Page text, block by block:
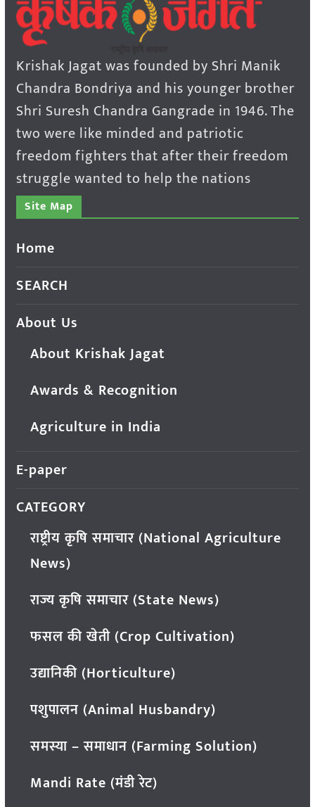
Krishak Jagat was founded by Shri Manik
Chandra Bondriya and his younger brother
Shri Suresh Chandra Gangrade in 1946. The
two were like minded and patriotic
freedom fighters that after their freedom
struggle wanted to help the nations
Site Map
Home
SEARCH
About Us
About Krishak Jagat
Awards & Recognition
Agriculture in India
E-paper
CATEGORY
राष्ट्रीय कृषि समाचार (National Agriculture
News)
राज्य कृषि समाचार (State News)
फसल की खेती (Crop Cultivation)
उद्यानिकी (Horticulture)
पशुपालन (Animal Husbandry)
समस्या – समाधान (Farming Solution)
Mandi Rate (मंडी रेट)